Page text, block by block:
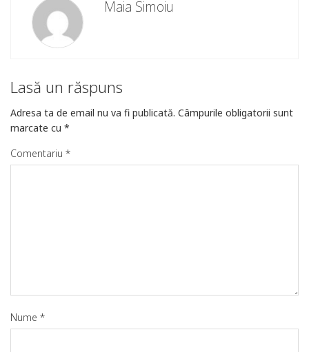
Maia Simoiu
Lasă un răspuns
Adresa ta de email nu va fi publicată. Câmpurile obligatorii sunt
marcate cu *
Comentariu *
Nume *